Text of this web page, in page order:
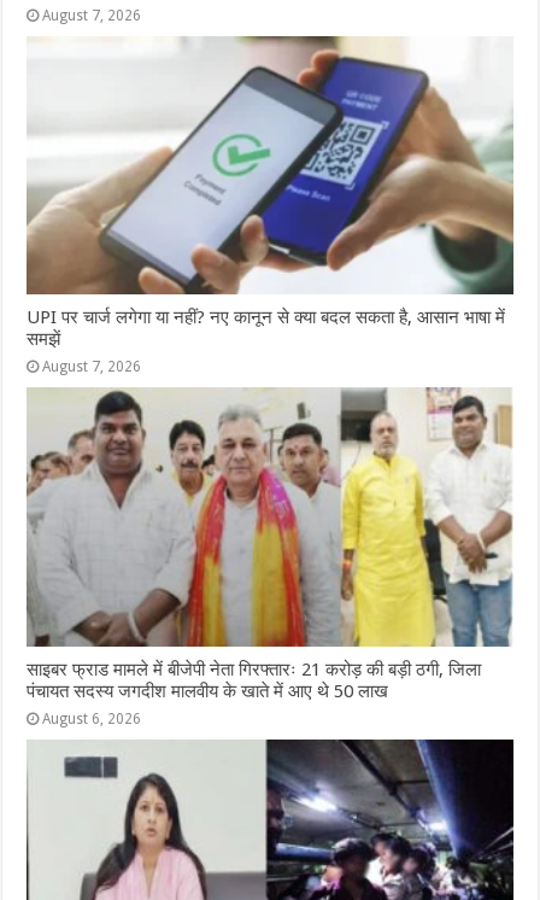
August 7, 2026
UPI पर चार्ज लगेगा या नहीं? नए कानून से क्या बदल सकता है, आसान भाषा में
समझें
August 7, 2026
साइबर फ्राड मामले में बीजेपी नेता गिरफ्तारः 21 करोड़ की बड़ी ठगी, जिला
पंचायत सदस्य जगदीश मालवीय के खाते में आए थे 50 लाख
August 6, 2026